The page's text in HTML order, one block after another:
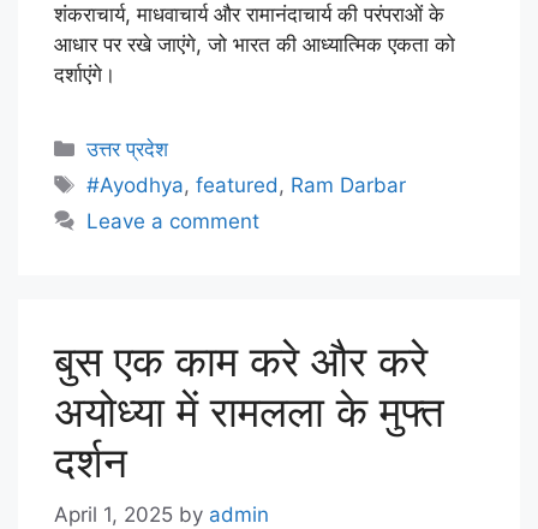
शंकराचार्य, माधवाचार्य और रामानंदाचार्य की परंपराओं के
आधार पर रखे जाएंगे, जो भारत की आध्यात्मिक एकता को
दर्शाएंगे।
उत्तर प्रदेश
#Ayodhya,featured , Ram Darbar
Leave a comment
बुस एक काम करे और करे
अयोध्या में रामलला के मुफ्त
दर्शन
April 1, 2025 by admin